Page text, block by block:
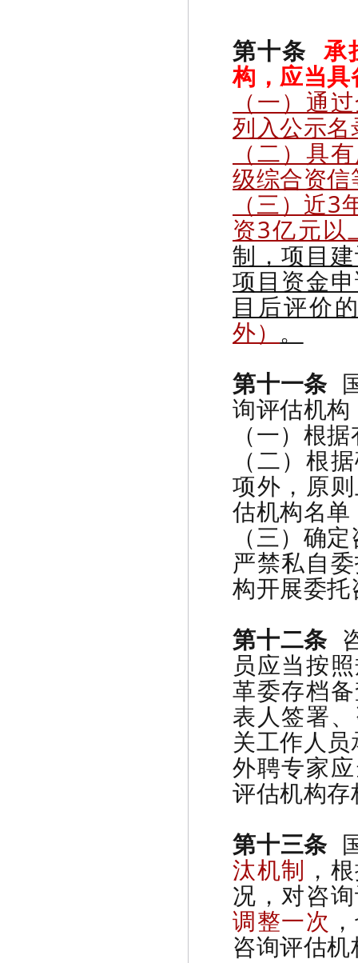
第十条 承
构， 应当
（一）通
列入公示名
（二）具
级综合资信
（三）近
资3亿元以
制，项目
项目资金
目后评价
外） 。
第十一条
询评估机构
（一）根
（二）根
项外，原
估机构名
（三）确
严禁私自
构开展委
第十二条
员应当按
革委存档
表人签署
关工作人
外聘专家
评估机构
第十三条
汰机制 ，
况，对咨
调整一次
咨询评估